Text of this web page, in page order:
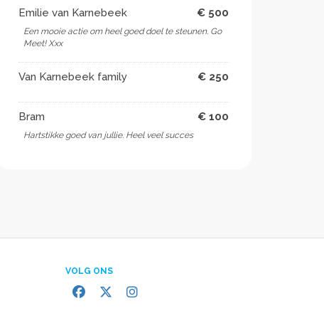
Emilie van Karnebeek € 500
Een mooie actie om heel goed doel te steunen. Go
Meet! Xxx
Van Karnebeek family € 250
Bram € 100
Hartstikke goed van jullie. Heel veel succes
VOLG ONS